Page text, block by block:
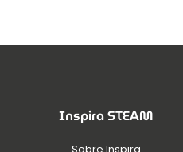
Inspira STEAM